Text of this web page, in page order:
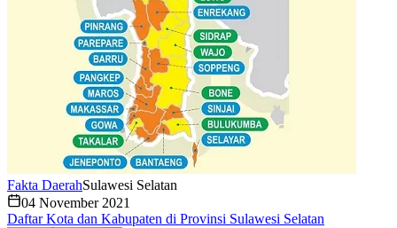
Fakta DaerahSulawesi Selatan
04 November 2021
Daftar Kota dan Kabupaten di Provinsi Sulawesi Selatan